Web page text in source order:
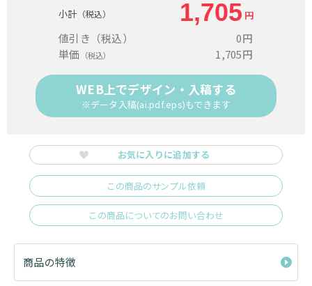
小計 （税込） 1,705 円
値引き （税込） 0円
単価 （税込） 1,705円
WEB上でデザイン・入稿する
※データ入稿(ai.pdf.eps)もできます
お気に入りに追加する
この商品のサンプル依頼
この商品についてのお問い合わせ
商品の特徴